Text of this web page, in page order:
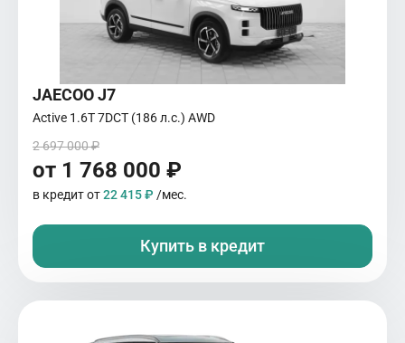
JAECOO J7
Active 1.6T 7DCT (186 л.с.) AWD
2 697 000 ₽
от 1 768 000 ₽
в кредит от22 415 ₽ /мес.
Купить в кредит